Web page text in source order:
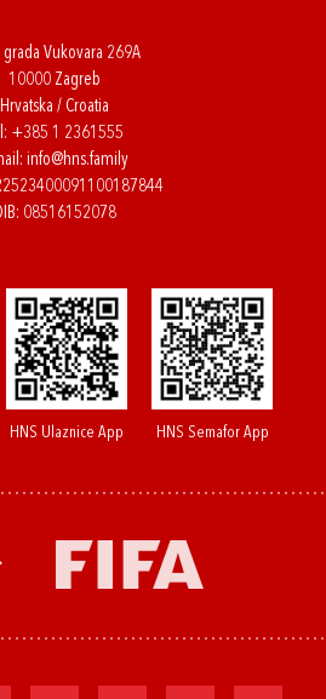
grada Vukovara 269A
10000 Zagreb
Hrvatska / Croatia
+385 1 2361555
info@hns.family
08516152078
HNS Ulaznice App HNS Semafor App